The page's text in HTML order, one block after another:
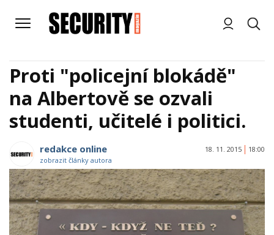
Proti "policejní blokádě"
na Albertově se ozvali
studenti, učitelé i politici.
redakce online
zobrazit články autora
18. 11. 2015 18:00